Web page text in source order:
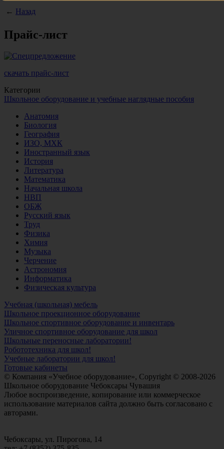
← Назад
Прайс-лист
скачать прайс-лист
Категории
Школьное оборудование и учебные наглядные пособия
Анатомия
Биология
География
ИЗО, МХК
Иностранный язык
История
Литература
Математика
Начальная школа
НВП
ОБЖ
Русский язык
Труд
Физика
Химия
Музыка
Черчение
Астрономия
Информатика
Физическая культура
Учебная (школьная) мебель
Школьное проекционное оборудование
Школьное спортивное оборудование и инвентарь
Уличное спортивное оборудование для школ
Школьные переносные лаборатории!
Робототехника для школ!
Учебные лаборатории для школ!
Готовые кабинеты
© Компания «Учебное оборудование», Copyright © 2008-2026
Школьное оборудование Чебоксары Чувашия
Любое воспроизведение, копирование или коммерческое
использование материалов сайта должно быть согласовано с
авторами.
Чебоксары, ул. Пирогова, 14